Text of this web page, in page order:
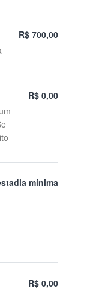
R$ 700,00
R$ 0,00
mínima
R$ 0,00